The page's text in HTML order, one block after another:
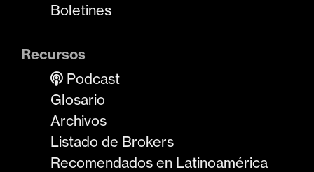
Boletines
Recursos
Podcast
Glosario
Archivos
Listado de Brokers
Recomendados en Latinoamérica